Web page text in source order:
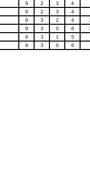
9 2 3
4
9 2 3
4
9 3 2 4
9 3 0 6
9 3 1
5
9 3 0 6